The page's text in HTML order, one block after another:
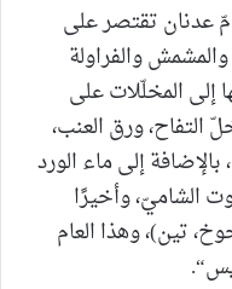
عدنان تقتصر على
والفراولة
إلى المخلّلات على
التفاح، ورق العنب،
إلى ماء الورد
الشاميّ، وأخيرًا
تين)، وهذا العام